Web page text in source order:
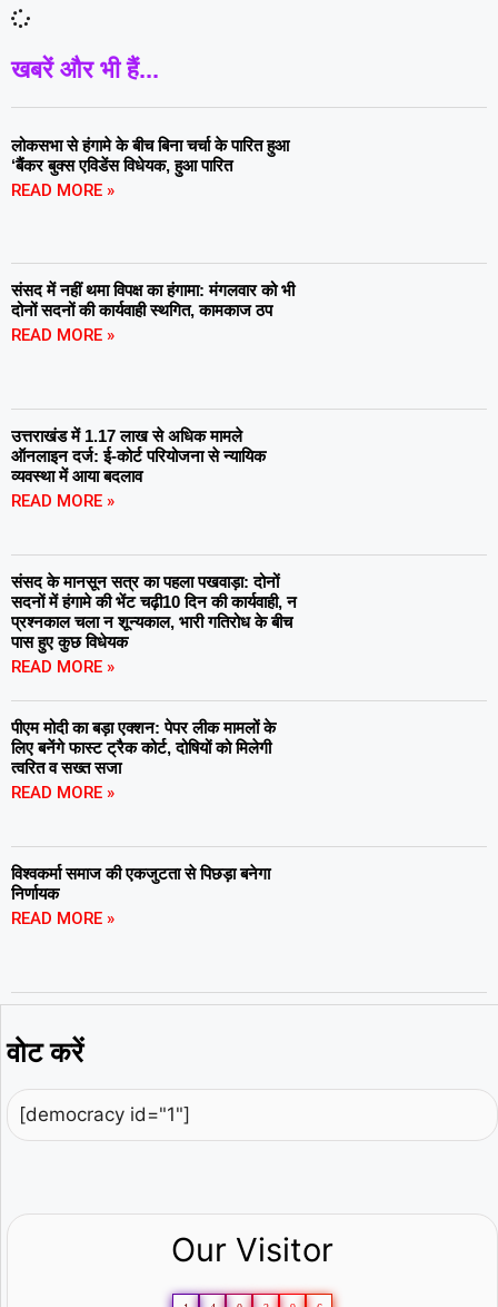
खबरें और भी हैं...
लोकसभा से हंगामे के बीच बिना चर्चा के पारित हुआ
‘बैंकर बुक्स एविडेंस विधेयक, हुआ पारित
READ MORE »
संसद में नहीं थमा विपक्ष का हंगामा: मंगलवार को भी
दोनों सदनों की कार्यवाही स्थगित, कामकाज ठप
READ MORE »
उत्तराखंड में 1.17 लाख से अधिक मामले
ऑनलाइन दर्ज: ई-कोर्ट परियोजना से न्यायिक
व्यवस्था में आया बदलाव
READ MORE »
संसद के मानसून सत्र का पहला पखवाड़ा: दोनों
सदनों में हंगामे की भेंट चढ़ी10 दिन की कार्यवाही, न
प्रश्नकाल चला न शून्यकाल, भारी गतिरोध के बीच
पास हुए कुछ विधेयक
READ MORE »
पीएम मोदी का बड़ा एक्शन: पेपर लीक मामलों के
लिए बनेंगे फास्ट ट्रैक कोर्ट, दोषियों को मिलेगी
त्वरित व सख्त सजा
READ MORE »
विश्वकर्मा समाज की एकजुटता से पिछड़ा बनेगा
निर्णायक
READ MORE »
वोट करें
[democracy id="1"]
Our Visitor